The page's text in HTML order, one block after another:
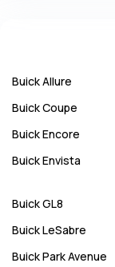
BuickAllure
BuickCoupe
BuickEncore
BuickEnvista
BuickGL8
BuickLeSabre
BuickPark Avenue